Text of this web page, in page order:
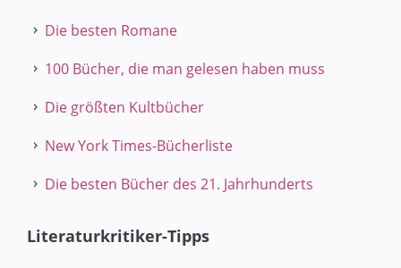
Die besten Romane
100 Bücher, die man gelesen haben muss
Die größten Kultbücher
New York Times-Bücherliste
Die besten Bücher des 21. Jahrhunderts
Literaturkritiker-Tipps